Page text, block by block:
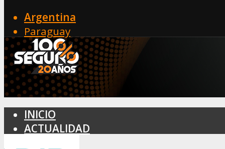
Argentina
Paraguay
INICIO
ACTUALIDAD